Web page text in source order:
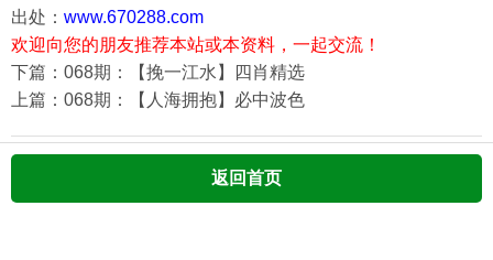
出处： www.670288.com
欢迎向您的朋友推荐本站或本资料，一起交流！
下篇：068期：【挽一江水】四肖精选
上篇：068期：【人海拥抱】必中波色
返回首页